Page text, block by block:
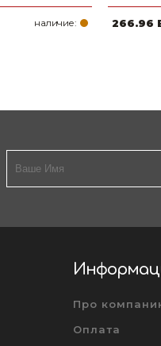
наличие: 266.96
Про
Оплата